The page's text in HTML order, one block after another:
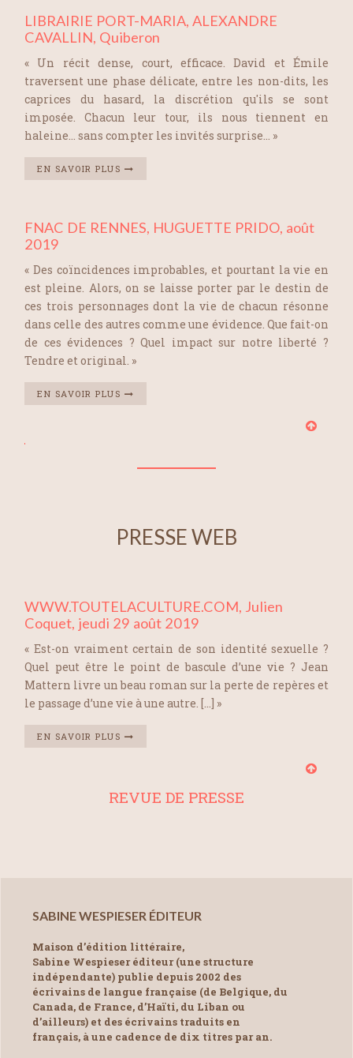
LIBRAIRIE PORT-MARIA, ALEXANDRE
CAVALLIN, Quiberon
« Un récit dense, court, efficace. David et Émile
traversent une phase délicate, entre les non-dits, les
caprices du hasard, la discrétion qu'ils se sont
imposée. Chacun leur tour, ils nous tiennent en
haleine… sans compter les invités surprise… »
EN SAVOIR PLUS
FNAC DE RENNES, HUGUETTE PRIDO, août
2019
« Des coïncidences improbables, et pourtant la vie en
est pleine. Alors, on se laisse porter par le destin de
ces trois personnages dont la vie de chacun résonne
dans celle des autres comme une évidence. Que fait-on
de ces évidences ? Quel impact sur notre liberté ?
Tendre et original. »
EN SAVOIR PLUS
PRESSE WEB
WWW.TOUTELACULTURE.COM, Julien
Coquet, jeudi 29 août 2019
« Est-on vraiment certain de son identité sexuelle ?
Quel peut être le point de bascule d’une vie ? Jean
Mattern livre un beau roman sur la perte de repères et
le passage d’une vie à une autre. […] »
EN SAVOIR PLUS
REVUE DE PRESSE
SABINE WESPIESER ÉDITEUR
Maison d’édition littéraire,
Sabine Wespieser éditeur (une structure
indépendante) publie depuis 2002 des
écrivains de langue française (de Belgique, du
Canada, de France, d’Haïti, du Liban ou
d’ailleurs) et des écrivains traduits en
français, à une cadence de dix titres par an.